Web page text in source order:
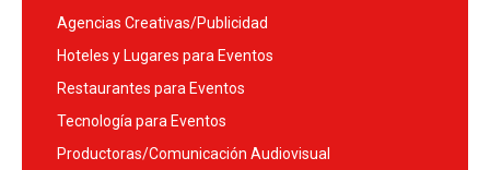
Agencias Creativas/Publicidad
Hoteles y Lugares para Eventos
Restaurantes para Eventos
Tecnología para Eventos
Productoras/Comunicación Audiovisual